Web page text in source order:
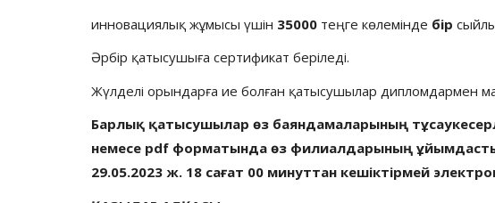
инновациялық жұмысы үшін 35000 теңге көлемінде бір
Әрбір қатысушыға сертификат беріледі.
Жүлделі орындарға ие болған қатысушылар дипломдармен
Барлық қатысушылар өз баяндамаларының
немесе pdf форматында өз филиалдарының
29.05.2023 ж. 18 сағат 00 минуттан кешіктірмей